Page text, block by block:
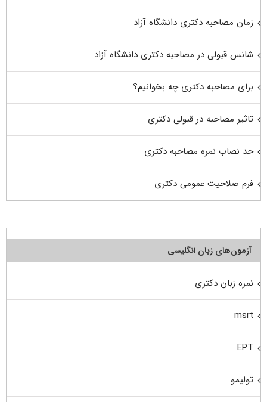
زمان مصاحبه دکتری دانشگاه آزاد
شانس قبولی در مصاحبه دکتری دانشگاه آزاد
برای مصاحبه دکتری چه بخوانیم؟
تاثیر مصاحبه در قبولی دکتری
حد نصاب نمره مصاحبه دکتری
فرم صلاحیت عمومی دکتری
آزمون‌های زبان انگلیسی
نمره زبان دکتری
msrt
EPT
تولیمو